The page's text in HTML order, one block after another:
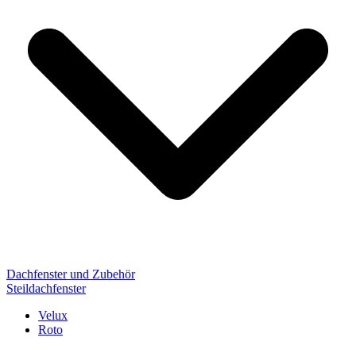
Dachfenster und Zubehör
Steildachfenster
Velux
Roto